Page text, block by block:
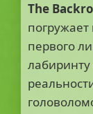
The
погружает
первого
лабиринту